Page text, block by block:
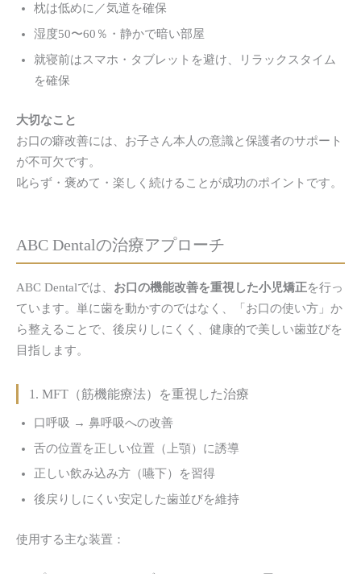
枕は低めに／気道を確保
湿度50〜60％・静かで暗い部屋
就寝前はスマホ・タブレットを避け、リラックスタイム
を確保
大切なこと
お口の癖改善には、お子さん本人の意識と保護者のサポート
が不可欠です。
叱らず・褒めて・楽しく続けることが成功のポイントです。
ABC Dentalの治療アプローチ
ABC Dentalでは、 お口の機能改善を重視した小児矯正を行っ
ています。単に歯を動かすのではなく、「お口の使い方」か
ら整えることで、後戻りしにくく、健康的で美しい歯並びを
目指します。
1. MFT（筋機能療法）を重視した治療
口呼吸 → 鼻呼吸への改善
舌の位置を正しい位置（上顎）に誘導
正しい飲み込み方（嚥下）を習得
後戻りしにくい安定した歯並びを維持
使用する主な装置：